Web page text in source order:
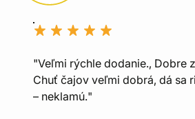
"Veľmi rýchle dodanie., Dobre
Chuť čajov veľmi dobrá, dá sa
– neklamú."